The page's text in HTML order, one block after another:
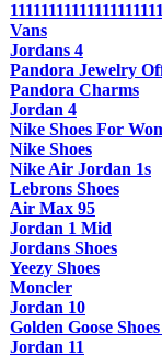
Vans
Jordans 4
Pandora Jewelry
Pandora Charms
Jordan 4
Nike Shoes For
Nike Shoes
Nike Air Jordan 1s
Lebrons Shoes
Air Max 95
Jordan 1 Mid
Jordans Shoes
Yeezy Shoes
Moncler
Jordan 10
Golden Goose
Jordan 11